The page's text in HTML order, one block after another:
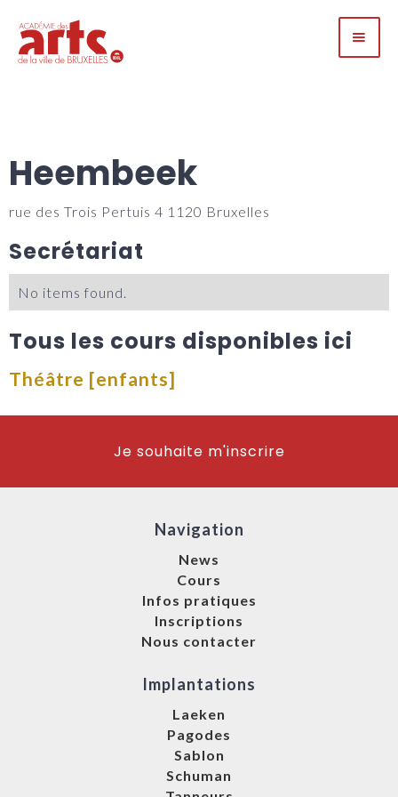
Heembeek
rue des Trois Pertuis 4 1120 Bruxelles
Secrétariat
No items found.
Tous les cours disponibles ici
Théâtre [enfants]
Je souhaite m'inscrire
Navigation
News
Cours
Infos pratiques
Inscriptions
Nous contacter
Implantations
Laeken
Pagodes
Sablon
Schuman